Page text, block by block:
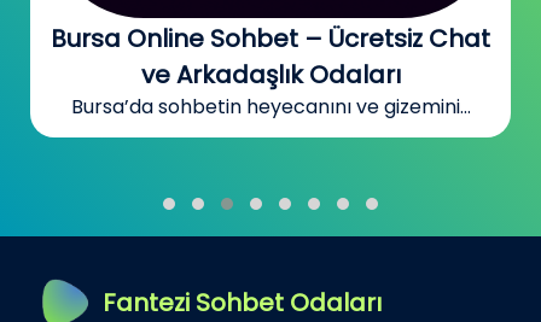
Bursa Online Sohbet – Ücretsiz Chat
ve Arkadaşlık Odaları
Bursa’da sohbetin heyecanını ve gizemini...
Fantezi Sohbet Odaları